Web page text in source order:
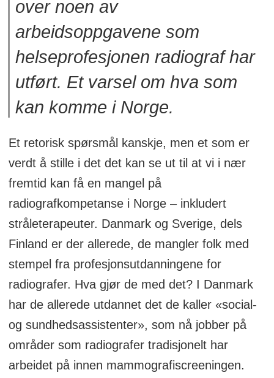
over noen av
arbeidsoppgavene som
helseprofesjonen radiograf har
utført. Et varsel om hva som
kan komme i Norge.
Et retorisk spørsmål kanskje, men et som er
verdt å stille i det det kan se ut til at vi i nær
fremtid kan få en mangel på
radiografkompetanse i Norge – inkludert
stråleterapeuter. Danmark og Sverige, dels
Finland er der allerede, de mangler folk med
stempel fra profesjonsutdanningene for
radiografer. Hva gjør de med det? I Danmark
har de allerede utdannet det de kaller «social-
og sundhedsassistenter», som nå jobber på
områder som radiografer tradisjonelt har
arbeidet på innen mammografiscreeningen.